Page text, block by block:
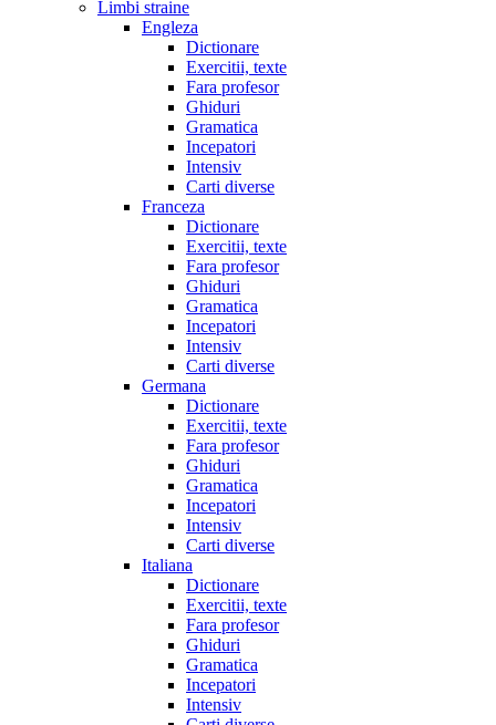
Limbi straine
Engleza
Dictionare
Exercitii, texte
Fara profesor
Ghiduri
Gramatica
Incepatori
Intensiv
Carti diverse
Franceza
Dictionare
Exercitii, texte
Fara profesor
Ghiduri
Gramatica
Incepatori
Intensiv
Carti diverse
Germana
Dictionare
Exercitii, texte
Fara profesor
Ghiduri
Gramatica
Incepatori
Intensiv
Carti diverse
Italiana
Dictionare
Exercitii, texte
Fara profesor
Ghiduri
Gramatica
Incepatori
Intensiv